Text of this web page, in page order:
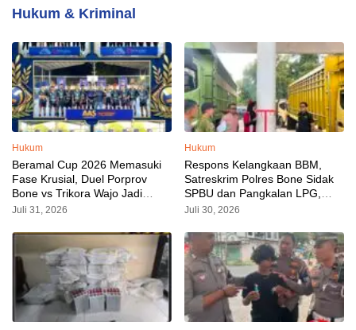
Hukum & Kriminal
Hukum
Beramal Cup 2026 Memasuki
Fase Krusial, Duel Porprov
Bone vs Trikora Wajo Jadi
Sorotan Malam Ini
Juli 31, 2026
Hukum
Respons Kelangkaan BBM,
Satreskrim Polres Bone Sidak
SPBU dan Pangkalan LPG,
AKP Alvin Aji Imbau Pengelola
Tepat Sasaran
Juli 30, 2026